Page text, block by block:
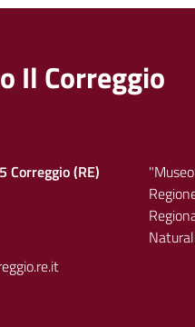
Il Correggio
Correggio (RE)